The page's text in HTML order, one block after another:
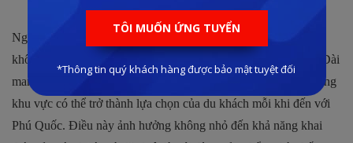
Land
Ngoài ra không thể không nhắc đến yếu tố về mặt tự nhiên với
không gian thoáng mát, yên bình, nắng ấm quanh năm tại Bãi Dài
mang đến những điều kiện thuận lợi nhất định để các dự án trong
khu vực có thể trở thành lựa chọn của du khách mỗi khi đến với
Phú Quốc. Điều này ảnh hưởng không nhỏ đến khả năng khai